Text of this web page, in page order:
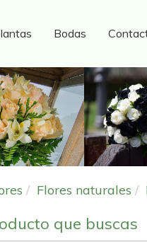
Bodas
Flores naturales
que buscas